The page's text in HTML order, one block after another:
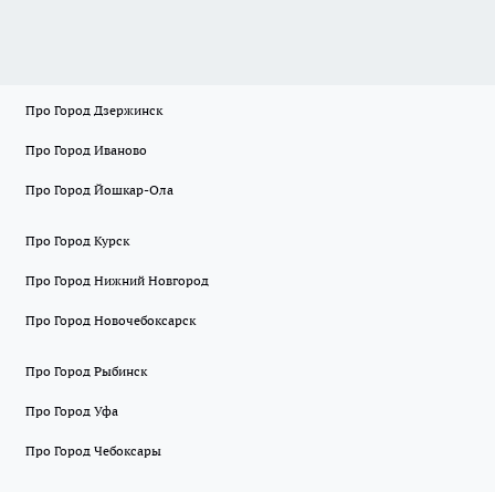
Про Город Дзержинск
Про Город Иваново
Про Город Йошкар-Ола
Про Город Курск
Про Город Нижний Новгород
Про Город Новочебоксарск
Про Город Рыбинск
Про Город Уфа
Про Город Чебоксары